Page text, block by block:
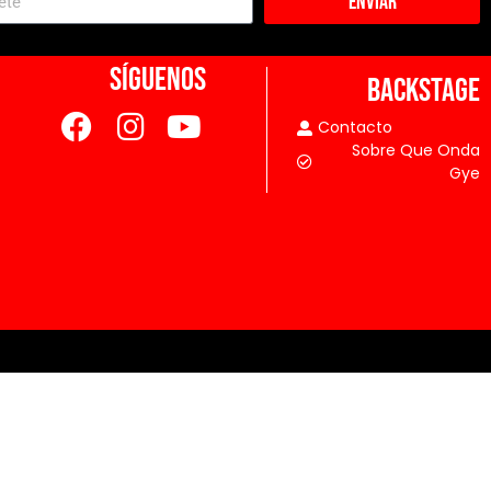
SÍGUENOS BACKSTAGE
Contacto
Sobre Que Onda
Gye